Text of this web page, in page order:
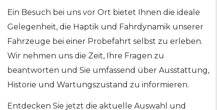
Ein Besuch bei uns vor Ort bietet Ihnen die ideale
Gelegenheit, die Haptik und Fahrdynamik unserer
Fahrzeuge bei einer Probefahrt selbst zu erleben.
Wir nehmen uns die Zeit, Ihre Fragen zu
beantworten und Sie umfassend über Ausstattung,
Historie und Wartungszustand zu informieren.
Entdecken Sie jetzt die aktuelle Auswahl und